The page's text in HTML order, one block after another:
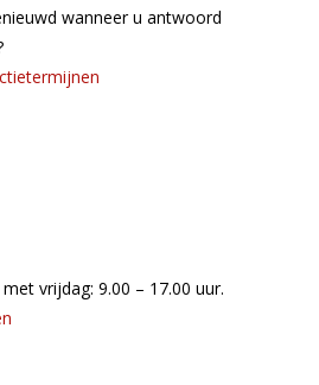
wanneer u antwoord
vrijdag: 9.00 – 17.00 uur.